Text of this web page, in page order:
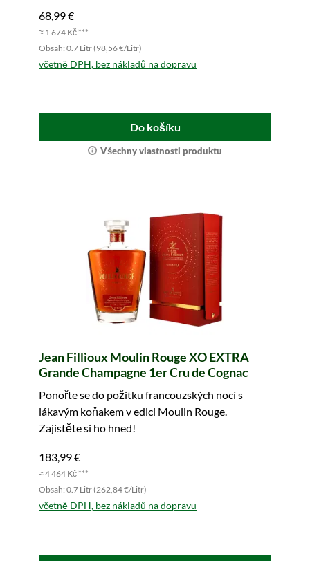
68,99 €
≈ 1 674 Kč ***
Obsah: 0.7 Litr (98,56 €/Litr)
včetně DPH, bez nákladů na dopravu
Do košíku
Všechny vlastnosti produktu
Jean Fillioux Moulin Rouge XO EXTRA
Grande Champagne 1er Cru de Cognac
Ponořte se do požitku francouzských nocí s
lákavým koňakem v edici Moulin Rouge.
Zajistěte si ho hned!
183,99 €
≈ 4 464 Kč ***
Obsah: 0.7 Litr (262,84 €/Litr)
včetně DPH, bez nákladů na dopravu